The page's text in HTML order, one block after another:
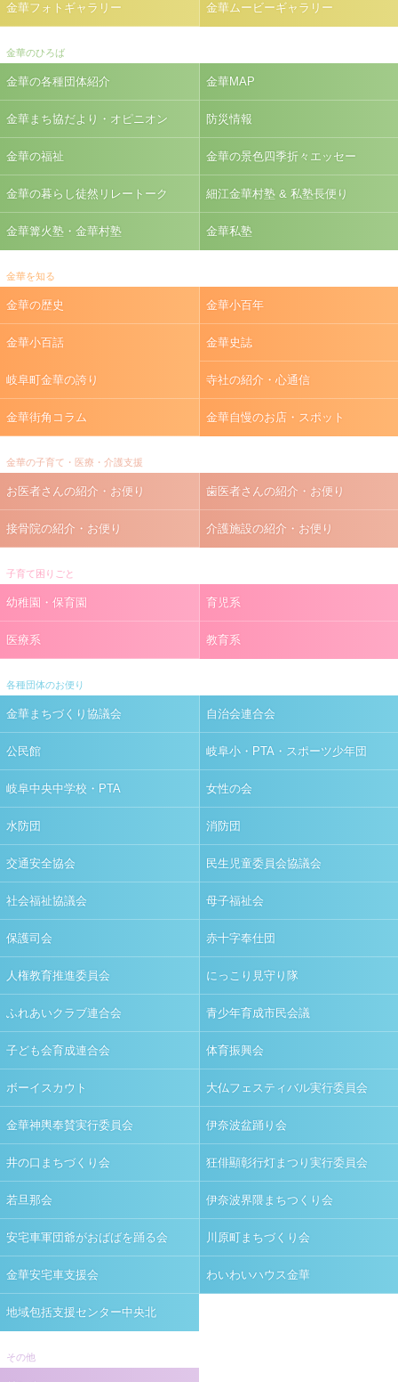
金華フォトギャラリー 金華ムービーギャラリー
金華のひろば
金華の各種団体紹介 金華MAP
金華まち協だより・オピニオン 防災情報
金華の福祉 金華の景色四季折々エッセー
金華の暮らし徒然リレートーク 細江金華村塾 & 私塾長便り
金華篝火塾・金華村塾 金華私塾
金華を知る
金華の歴史 金華小百年
金華小百話 金華史誌
岐阜町金華の誇り 寺社の紹介・心通信
金華街角コラム 金華自慢のお店・スポット
金華の子育て・医療・介護支援
お医者さんの紹介・お便り 歯医者さんの紹介・お便り
接骨院の紹介・お便り 介護施設の紹介・お便り
子育て困りごと
幼稚園・保育園 育児系
医療系 教育系
各種団体のお便り
金華まちづくり協議会 自治会連合会
公民館 岐阜小・PTA・スポーツ少年団
岐阜中央中学校・PTA 女性の会
水防団 消防団
交通安全協会 民生児童委員会協議会
社会福祉協議会 母子福祉会
保護司会 赤十字奉仕団
人権教育推進委員会 にっこり見守り隊
ふれあいクラブ連合会 青少年育成市民会議
子ども会育成連合会 体育振興会
ボーイスカウト 大仏フェスティバル実行委員会
金華神輿奉賛実行委員会 伊奈波盆踊り会
井の口まちづくり会 狂俳顯彰行灯まつり実行委員会
若旦那会 伊奈波界隈まちつくり会
安宅車軍団爺がおばばを踊る会 川原町まちづくり会
金華安宅車支援会 わいわいハウス金華
地域包括支援センター中央北
その他